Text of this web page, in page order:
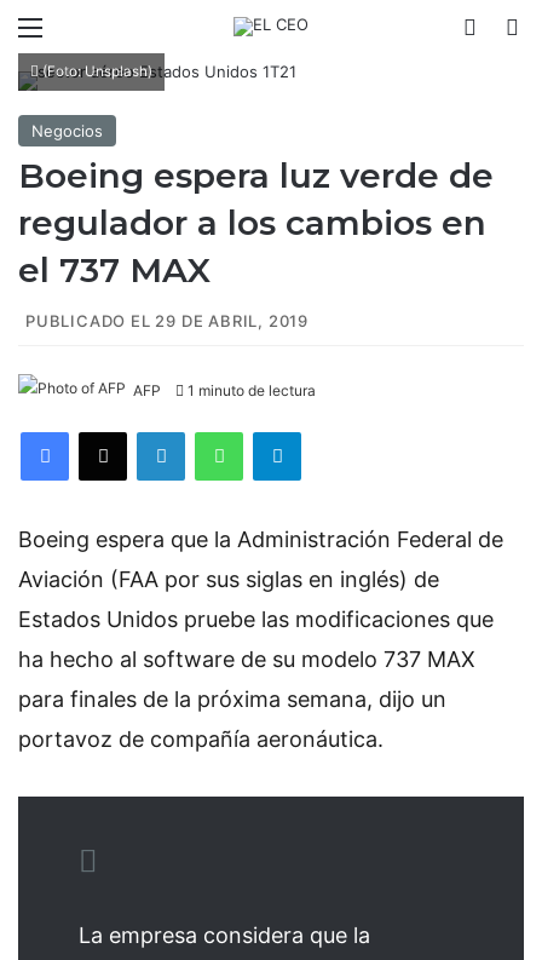
(Foto: Unsplash)
Negocios
Boeing espera luz verde de
regulador a los cambios en
el 737 MAX
PUBLICADO EL 29 DE ABRIL, 2019
AFP 1 minuto de lectura
Boeing espera que la Administración Federal de
Aviación (FAA por sus siglas en inglés) de
Estados Unidos pruebe las modificaciones que
ha hecho al software de su modelo 737 MAX
para finales de la próxima semana, dijo un
portavoz de compañía aeronáutica.
La empresa considera que la